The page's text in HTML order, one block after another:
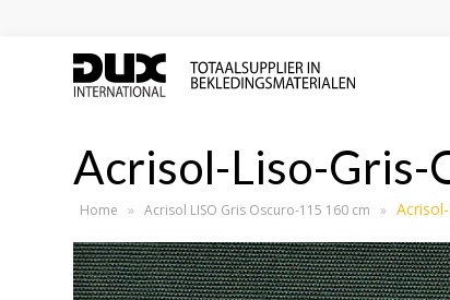
Acrisol-Liso-Gris-
Home » Acrisol LISO Gris Oscuro-115 160 cm »